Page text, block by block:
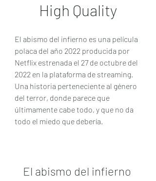
High Quality
El abismo del infierno es una película
polaca del año 2022 producida por
Netflix estrenada el 27 de octubre del
2022 en la plataforma de streaming.
Una historia perteneciente al género
del terror, donde parece que
últimamente cabe todo, y que no da
todo el miedo que debería.
El abismo del infierno